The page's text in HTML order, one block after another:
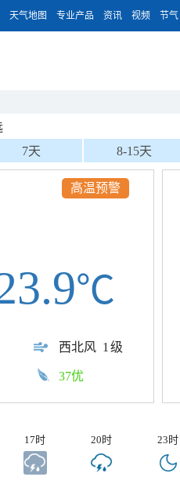
天气地图 专业产品 资讯 视频 节气
7天 8-15天
西北风 1级
℃
37优
高温预警
17时 20时 23时